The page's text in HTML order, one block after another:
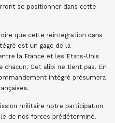
se positionner dans cette
que cette réintégration dans
est un gage de la
la France et les Etats-Unis
chacun. Cet alibi ne tient pas. En
intégré présumera
militaire notre participation
de nos forces prédéterminé.